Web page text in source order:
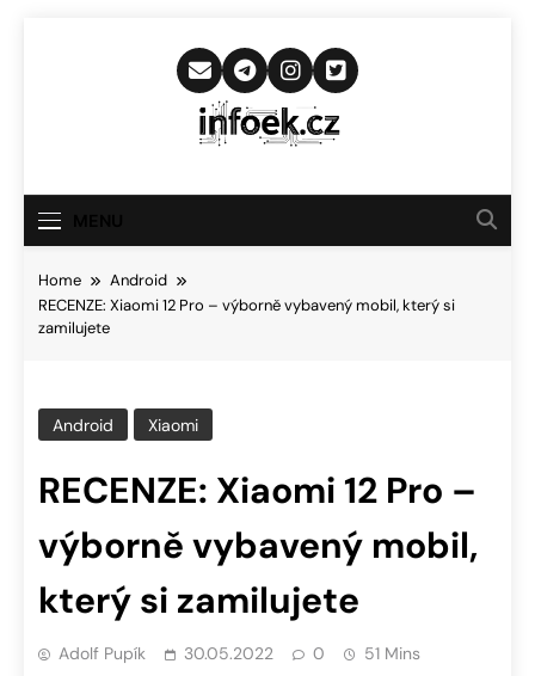
Infoek.cz
Novinkám
Home
Android
RECENZE: Xiaomi 12 Pro – výborně vybavený mobil, který si
zamilujete
Android Xiaomi
RECENZE: Xiaomi 12 Pro –
výborně vybavený mobil,
který si zamilujete
Adolf Pupík 30.05.2022 0 51 Mins